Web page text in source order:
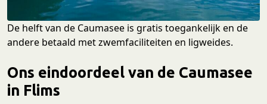
De helft van de Caumasee is gratis toegankelijk en de
andere betaald met zwemfaciliteiten en ligweides.
Ons eindoordeel van de Caumasee
in Flims